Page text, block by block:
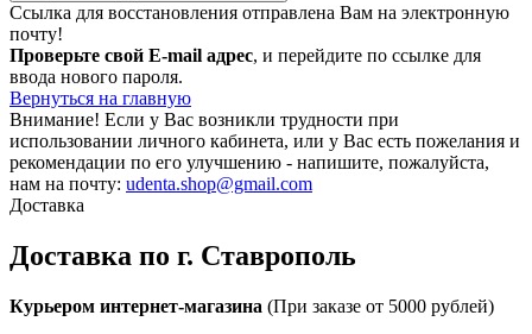
Ссылка для восстановления отправлена Вам на электронную
почту!
Проверьте свой E-mail адрес, и перейдите по ссылке для
ввода нового пароля.
Вернуться на главную
Внимание! Если у Вас возникли трудности при
использовании личного кабинета, или у Вас есть пожелания и
рекомендации по его улучшению - напишите, пожалуйста,
нам на почту: udenta.shop@gmail.com
Доставка
Доставка по г. Ставрополь
Курьером интернет-магазина (При заказе от 5000 рублей)